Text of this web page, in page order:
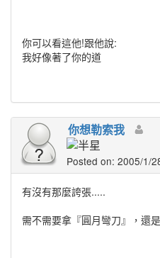
你可以看這他!跟他說:
我好像著了你的道
你想勒索我
Posted on: 2005/1/
有沒有那麼誇張.....
需不需要拿『圓月彎刀』，還